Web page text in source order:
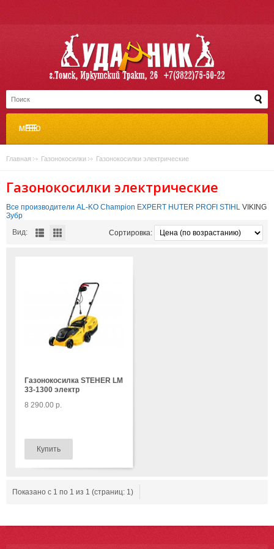
МЕНЮ
Главная » Газонокосилки » Газонокосилки электрические
Газонокосилки электрические
Все производители AL-KO Champion EXPERT HUTER PROFI STIHL VIKING
Зубр
Вид:
Сортировка:
Газонокосилка STEHER LM
33-1300 электр
8 290.00 р.
Показано с 1 по 1 из 1 (страниц: 1)